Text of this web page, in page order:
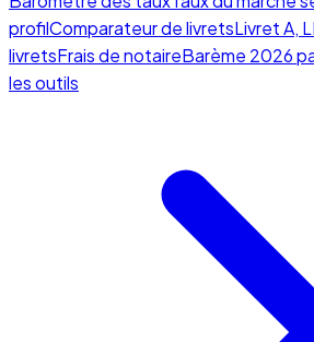
profilComparateur de livretsLivret A,
livretsFrais de notaireBarème 2026
les outils